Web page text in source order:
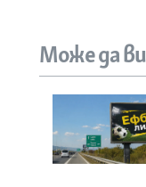
Може да